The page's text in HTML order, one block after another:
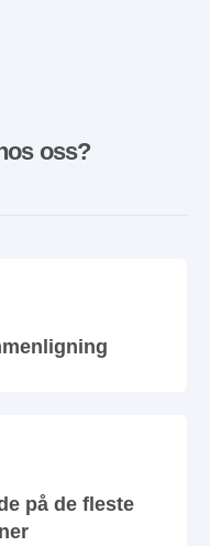
oss?
på de fleste